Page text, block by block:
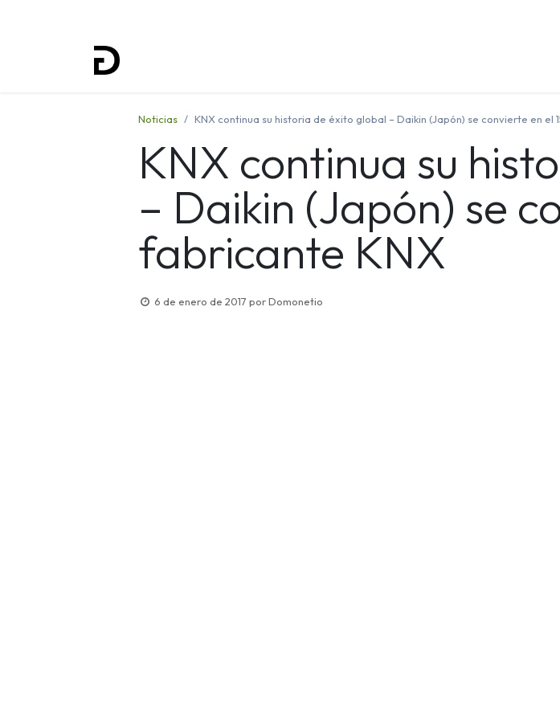
Noticias KNX continua su historia de éxito global – Daikin (Japón) se convierte en el
KNX continua su
– Daikin (Japón) se
fabricante KNX
6 de enero de 2017 porDomonetio